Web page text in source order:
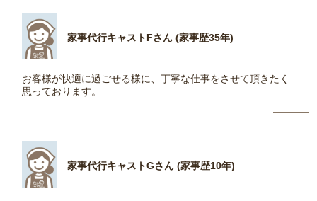
家事代行キャストFさん (家事歴35年)
お客様が快適に過ごせる様に、丁寧な仕事をさせて頂きたく
思っております。
家事代行キャストGさん (家事歴10年)